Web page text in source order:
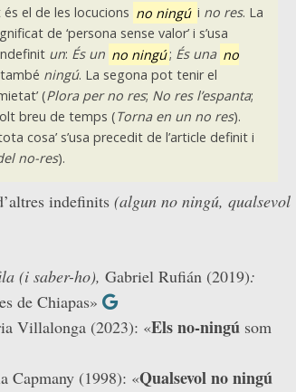
el de les locucions no ningú i no res. La
de ‘persona sense valor’ i s’usa
un: És un no ningú; És una no
ningú. La segona pot tenir el
(Plora per no res; No res l’espanta;
breu de temps (Torna en un no res).
cosa’ s’usa precedit de l’article definit i
no-res).
indefinits (algun no ningú, qualsevol
(i saber-ho), Gabriel Rufián (2019):
de Chiapas»
Villalonga (2023): «Els no-ningú som
Capmany (1998): «Qualsevol no ningú